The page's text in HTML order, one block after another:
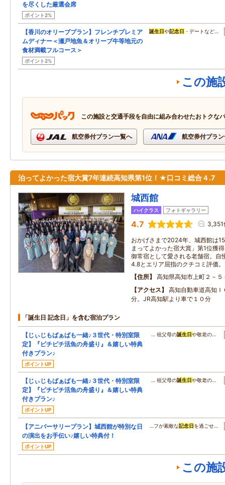
を尽くした厳選会席
ポイント2%
【香川のオリーブプラン】フレンチプレミア
ムディナー＜瀬戸地魚＆オリーブ牛等地元の
食材満載フルコース＞
ポイント2%
誕生日や記念日 ・デートなど…
この施
この施設と交通手段を自由に組み合わせたおトクな
航空券付プラン一覧へ 航空券付プラ
泊ってよかった宿大賞7年連続高知県第1位！★口コミ総合４.7
城西館
ハイクラス フォトギャラリー
4.7 3,351
おかげさまで2024年、城西館は
まってよかった宿大賞」第1位獲
御常宿として愛される老舗宿。自
4.8とエリア屈指のクチコミ評価。
住所
高知県高知市上町２－５
アクセス
高知自動車道高知
分。JR高知駅より車で１０分
「誕生日 記念日」を含む宿泊プラン
【じぃじもばぁばも一緒♪３世代・特別室限
定】『ピチピチ活魚の舟盛り』＆嬉しい特典
付きプラン♪
ポイントUP
… 祖父母の誕生日や敬老の…
【じぃじもばぁばも一緒♪３世代・特別室限
定】『ピチピチ活魚の舟盛り』＆嬉しい特典
付きプラン♪
ポイントUP
… 祖父母の誕生日や敬老の…
【アニバーサリープラン】城西館が特別な日
の演出をお手伝い♪嬉しい特典付！
ポイントUP
…フが素敵な記念日 を過ごせ…
この施